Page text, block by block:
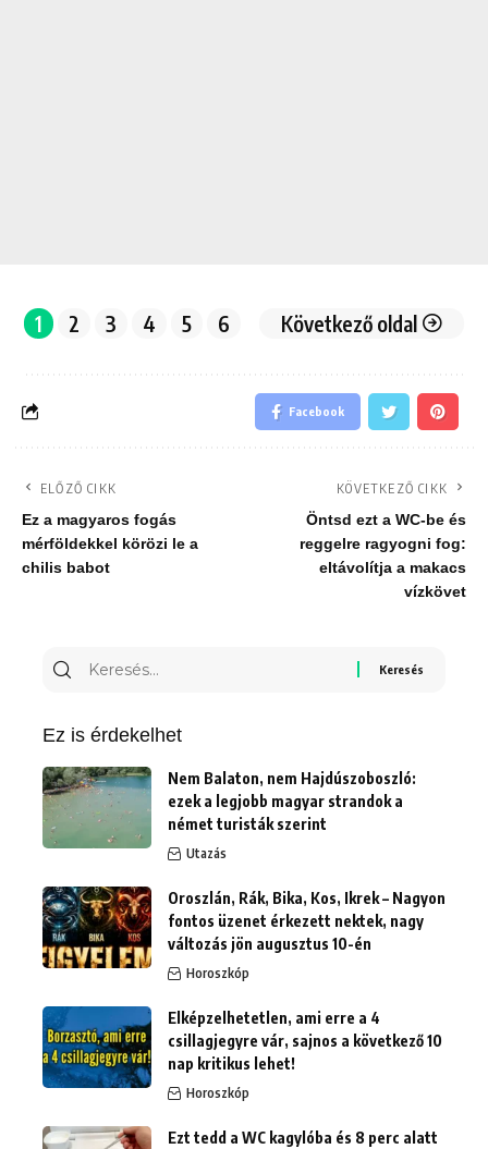
1 2 3 4 5 6 Következő oldal
Facebook
ELŐZŐ CIKK
Ez a magyaros fogás
mérföldekkel körözi le a
chilis babot
KÖVETKEZŐ CIKK
Öntsd ezt a WC-be és
reggelre ragyogni fog:
eltávolítja a makacs
vízkövet
Keresés
Ez is érdekelhet
Nem Balaton, nem Hajdúszoboszló:
ezek a legjobb magyar strandok a
német turisták szerint
Utazás
Oroszlán, Rák, Bika, Kos, Ikrek – Nagyon
fontos üzenet érkezett nektek, nagy
változás jön augusztus 10-én
Horoszkóp
Elképzelhetetlen, ami erre a 4
csillagjegyre vár, sajnos a következő 10
nap kritikus lehet!
Horoszkóp
Ezt tedd a WC kagylóba és 8 perc alatt